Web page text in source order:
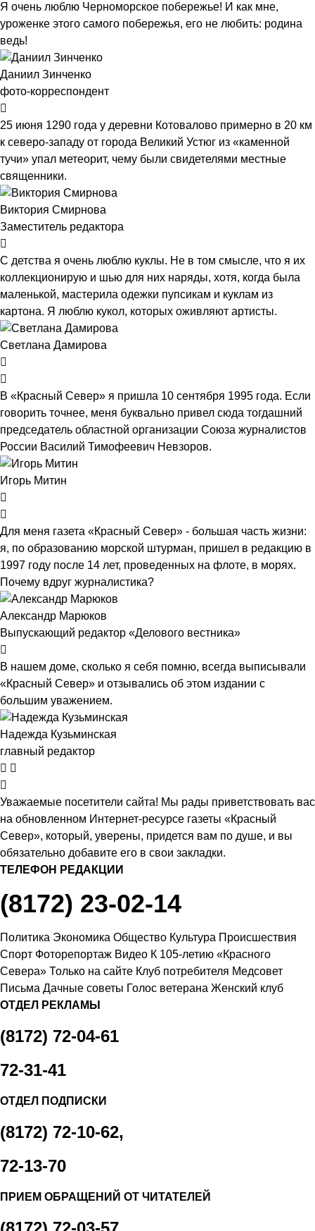
Я очень люблю Черноморское побережье! И как мне,
уроженке этого самого побережья, его не любить: родина
ведь!
Даниил Зинченко
фото-корреспондент
25 июня 1290 года у деревни Котовалово примерно в 20 км
к северо-западу от города Великий Устюг из «каменной
тучи» упал метеорит, чему были свидетелями местные
священники.
Виктория Смирнова
Заместитель редактора
С детства я очень люблю куклы. Не в том смысле, что я их
коллекционирую и шью для них наряды, хотя, когда была
маленькой, мастерила одежки пупсикам и куклам из
картона. Я люблю кукол, которых оживляют артисты.
Светлана Дамирова
В «Красный Север» я пришла 10 сентября 1995 года. Если
говорить точнее, меня буквально привел сюда тогдашний
председатель областной организации Союза журналистов
России Василий Тимофеевич Невзоров.
Игорь Митин
Для меня газета «Красный Север» - большая часть жизни:
я, по образованию морской штурман, пришел в редакцию в
1997 году после 14 лет, проведенных на флоте, в морях.
Почему вдруг журналистика?
Александр Марюков
Выпускающий редактор «Делового вестника»
В нашем доме, сколько я себя помню, всегда выписывали
«Красный Север» и отзывались об этом издании с
большим уважением.
Надежда Кузьминская
главный редактор
Уважаемые посетители сайта! Мы рады приветствовать вас
на обновленном Интернет-ресурсе газеты «Красный
Север», который, уверены, придется вам по душе, и вы
обязательно добавите его в свои закладки.
ТЕЛЕФОН РЕДАКЦИИ
(8172) 23-02-14
Политика Экономика Общество Культура Происшествия
Спорт Фоторепортаж Видео К 105-летию «Красного
Севера» Только на сайте Клуб потребителя Медсовет
Письма Дачные советы Голос ветерана Женский клуб
ОТДЕЛ РЕКЛАМЫ
(8172) 72-04-61
72-31-41
ОТДЕЛ ПОДПИСКИ
(8172) 72-10-62,
72-13-70
ПРИЕМ ОБРАЩЕНИЙ ОТ ЧИТАТЕЛЕЙ